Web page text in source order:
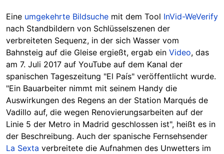
Eine umgekehrte Bildsuche mit dem Tool InVid-WeVerify
nach Standbildern von Schlüsselszenen der
verbreiteten Sequenz, in der sich Wasser vom
Bahnsteig auf die Gleise ergießt, ergab ein Video, das
am 7. Juli 2017 auf YouTube auf dem Kanal der
spanischen Tageszeitung "El País" veröffentlicht wurde.
"Ein Bauarbeiter nimmt mit seinem Handy die
Auswirkungen des Regens an der Station Marqués de
Vadillo auf, die wegen Renovierungsarbeiten auf der
Linie 5 der Metro in Madrid geschlossen ist", heißt es in
der Beschreibung. Auch der spanische Fernsehsender
La Sexta verbreitete die Aufnahmen des Unwetters im